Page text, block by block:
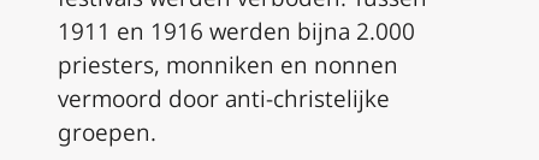
1911 en 1916 werden bijna 2.000
priesters, monniken en nonnen
vermoord door anti-christelijke
groepen.